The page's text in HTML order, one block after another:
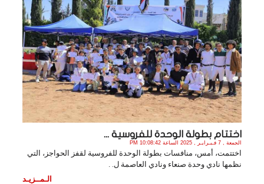
اختتام بطولة الوحدة للفروسية ...
الجمعة , 7 فـبـرايـر , 2025 الساعة 10:08:42 PM
اختتمت، أمس، منافسات بطولة الوحدة للفروسية لقفز الحواجز، التي
‏نظمها نادي وحدة صنعاء ونادي العاصمة ل. .
الـمــزيـد